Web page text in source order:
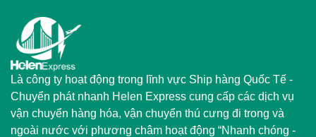
Là công ty hoạt động trong lĩnh vực Ship hàng Quốc Tế -
Chuyển phát nhanh Helen Express cung cấp các dịch vụ
vận chuyển hàng hóa, vận chuyển thú cưng đi trong và
ngoài nước với phương châm hoạt động “Nhanh chóng -